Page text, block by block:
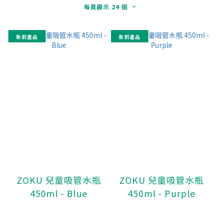
每頁顯示 24 個
新到產品
ZOKU 兒童吸管水瓶
450ml - Blue
新到產品
ZOKU 兒童吸管水瓶
450ml - Purple